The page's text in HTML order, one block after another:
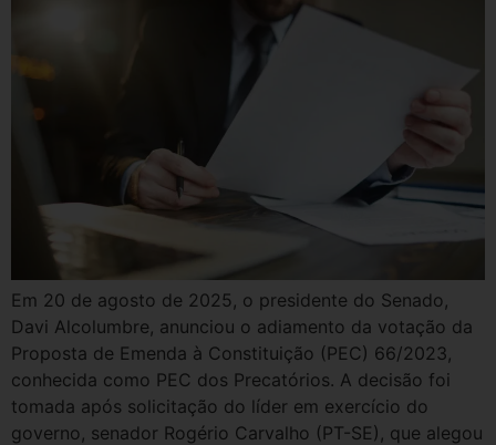
Em 20 de agosto de 2025, o presidente do Senado,
Davi Alcolumbre, anunciou o adiamento da votação da
Proposta de Emenda à Constituição (PEC) 66/2023,
conhecida como PEC dos Precatórios. A decisão foi
tomada após solicitação do líder em exercício do
governo, senador Rogério Carvalho (PT-SE), que alegou